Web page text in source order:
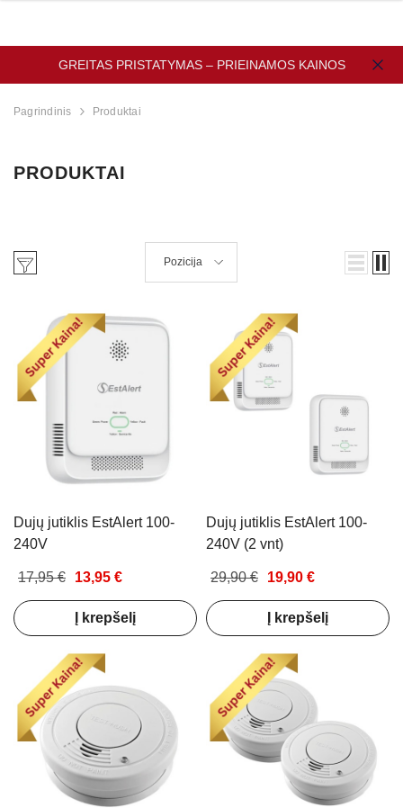
GREITAS PRISTATYMAS – PRIEINAMOS KAINOS
Pagrindinis Produktai
PRODUKTAI
Pozicija
Dujų jutiklis EstAlert 100-
240V
17,95 € 13,95 €
Į krepšelį
Dujų jutiklis EstAlert 100-
240V (2 vnt)
29,90 € 19,90 €
Į krepšelį